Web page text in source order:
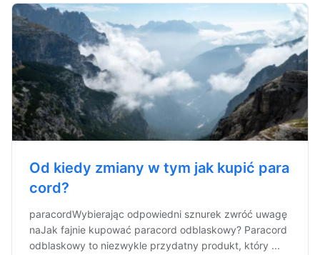
Od kiedy zmiany w tym jak kupić para
cord?
paracordWybierając odpowiedni sznurek zwróć uwagę
naJak fajnie kupować paracord odblaskowy? Paracord
odblaskowy to niezwykle przydatny produkt, który ...